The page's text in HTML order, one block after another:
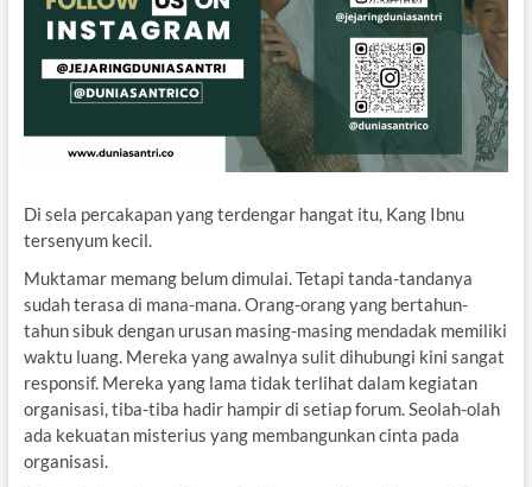
Di sela percakapan yang terdengar hangat itu, Kang Ibnu
tersenyum kecil.
Muktamar memang belum dimulai. Tetapi tanda-tandanya
sudah terasa di mana-mana. Orang-orang yang bertahun-
tahun sibuk dengan urusan masing-masing mendadak memiliki
waktu luang. Mereka yang awalnya sulit dihubungi kini sangat
responsif. Mereka yang lama tidak terlihat dalam kegiatan
organisasi, tiba-tiba hadir hampir di setiap forum. Seolah-olah
ada kekuatan misterius yang membangunkan cinta pada
organisasi.